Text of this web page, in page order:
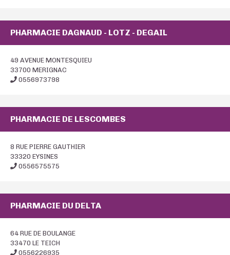
PHARMACIE DAGNAUD - LOTZ - DEGAIL
49 AVENUE MONTESQUIEU
33700 MERIGNAC
0556973798
PHARMACIE DE LESCOMBES
8 RUE PIERRE GAUTHIER
33320 EYSINES
0556575575
PHARMACIE DU DELTA
64 RUE DE BOULANGE
33470 LE TEICH
0556226935